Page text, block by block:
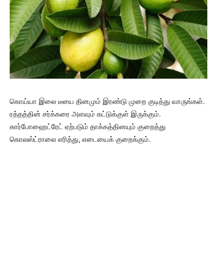
கொய்யா இலை டீயை தினமும் இரண்டு முறை குடித்து வாருங்கள்.
ரத்தத்தின் சர்க்கரை அளவும் கட்டுக்குள் இருக்கும்.
கார்போஹைட்ரேட் ஏற்படும் தாக்கத்தினயும் குறைத்து
கொலஸ்ட்ராலை எரித்து, எடையைக் குறைக்கும்.